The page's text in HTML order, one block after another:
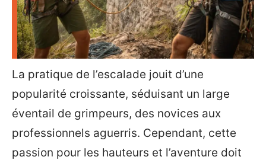
La pratique de l’escalade jouit d’une
popularité croissante, séduisant un large
éventail de grimpeurs, des novices aux
professionnels aguerris. Cependant, cette
passion pour les hauteurs et l’aventure doit